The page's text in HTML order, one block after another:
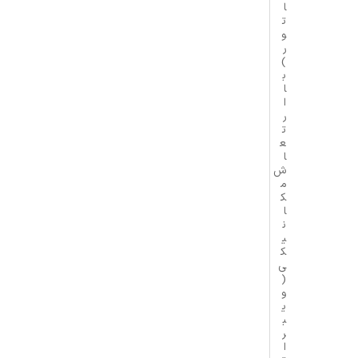
ا
ت
و
ر
)
ب
ا
ا
ر
ت
ع
ا
ش
م
ک
ا
ن
ی
ک
ی
(
و
ی
ب
ر
ا